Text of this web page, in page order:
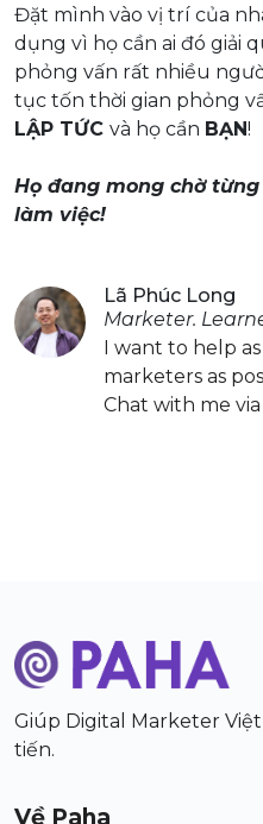
Đặt mình vào vị trí của
dụng vì họ cần ai đó giải
phỏng vấn rất nhiều
tục tốn thời gian phỏng
LẬP TỨC và họ cần BẠN!
Họ đang mong chờ
làm việc!
Lã Phúc Long
Marketer.
I want to help
marketers as
Chat with me
Giúp Digital Marketer
tiến.
Về Paha